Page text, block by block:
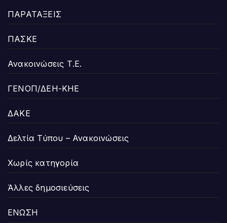
ΠΑΡΑΤΑΞΕΙΣ
ΠΑΣΚΕ
Ανακοινώσεις Τ.Ε.
ΓΕΝΟΠ/ΔΕΗ-ΚΗΕ
ΔΑΚΕ
Δελτία Τύπου – Ανακοινώσεις
Χωρίς κατηγορία
Άλλες δημοσιεύσεις
ΕΝΩΣΗ